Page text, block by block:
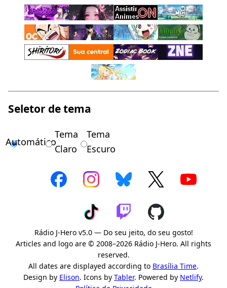
Seletor de tema
Automático
Tema
Claro
Tema
Escuro
Rádio J-Hero v5.0 — Do seu jeito, do seu gosto!
Articles and logo are © 2008–2026 Rádio J-Hero. All rights
reserved.
All dates are displayed according to Brasília Time.
Design by Elison. Icons by Tabler. Powered by Netlify.